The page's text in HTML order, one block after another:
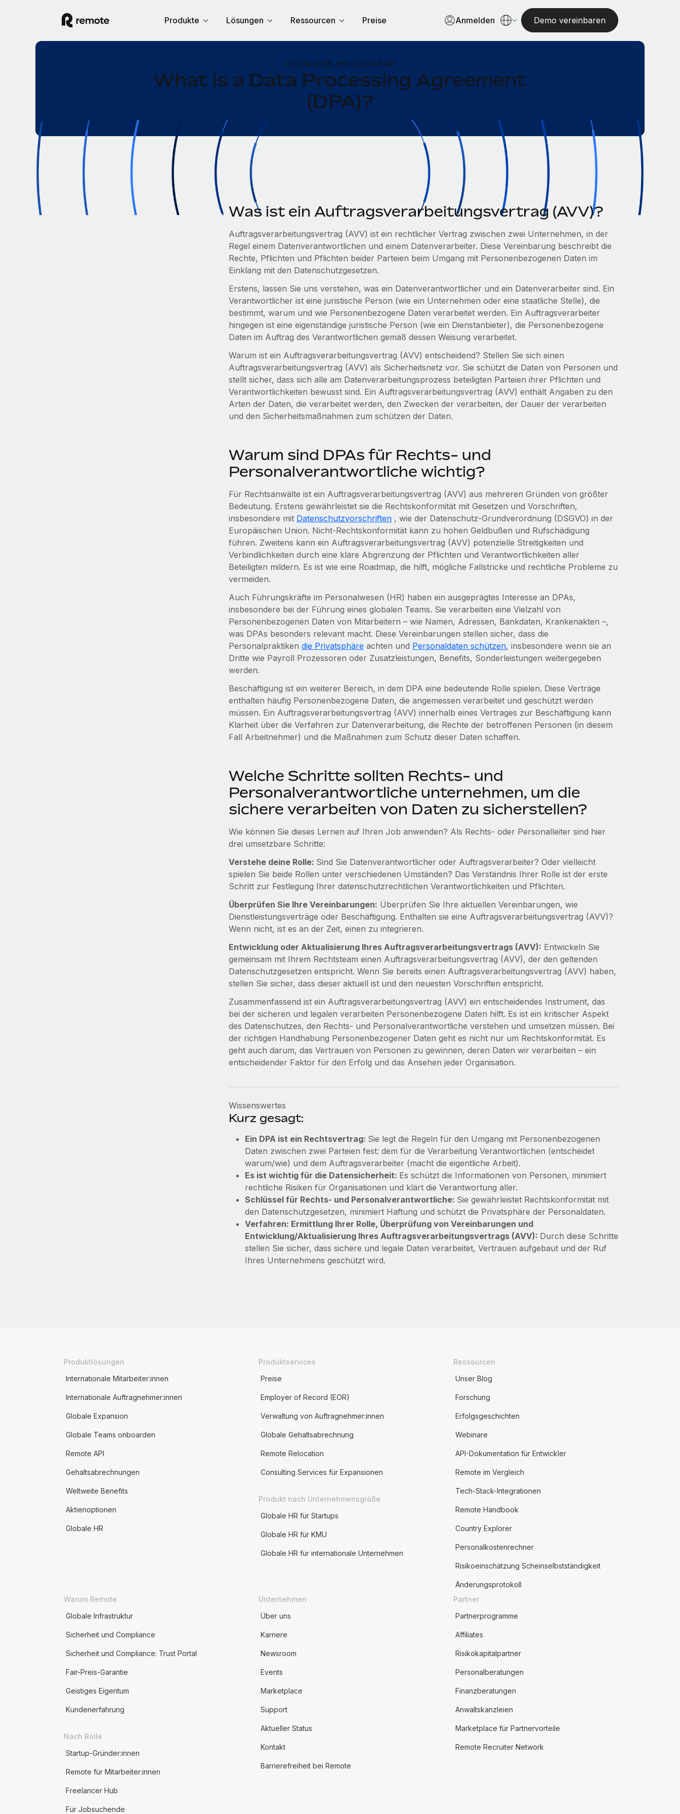
Produkte Lösungen Ressourcen Preise Anmelden Demo vereinbaren
GLOBALES HR-GLOSSAR
What is a Data Processing Agreement
(DPA)?
Was ist ein Auftragsverarbeitungsvertrag (AVV)?
Auftragsverarbeitungsvertrag (AVV) ist ein rechtlicher Vertrag zwischen zwei Unternehmen, in der
Regel einem Datenverantwortlichen und einem Datenverarbeiter. Diese Vereinbarung beschreibt die
Rechte, Pflichten und Pflichten beider Parteien beim Umgang mit Personenbezogenen Daten im
Einklang mit den Datenschutzgesetzen.
Erstens, lassen Sie uns verstehen, was ein Datenverantwortlicher und ein Datenverarbeiter sind. Ein
Verantwortlicher ist eine juristische Person (wie ein Unternehmen oder eine staatliche Stelle), die
bestimmt, warum und wie Personenbezogene Daten verarbeitet werden. Ein Auftragsverarbeiter
hingegen ist eine eigenständige juristische Person (wie ein Dienstanbieter), die Personenbezogene
Daten im Auftrag des Verantwortlichen gemäß dessen Weisung verarbeitet.
Warum ist ein Auftragsverarbeitungsvertrag (AVV) entscheidend? Stellen Sie sich einen
Auftragsverarbeitungsvertrag (AVV) als Sicherheitsnetz vor. Sie schützt die Daten von Personen und
stellt sicher, dass sich alle am Datenverarbeitungsprozess beteiligten Parteien ihrer Pflichten und
Verantwortlichkeiten bewusst sind. Ein Auftragsverarbeitungsvertrag (AVV) enthält Angaben zu den
Arten der Daten, die verarbeitet werden, den Zwecken der verarbeiten, der Dauer der verarbeiten
und den Sicherheitsmaßnahmen zum schützen der Daten.
Warum sind DPAs für Rechts- und
Personalverantwortliche wichtig?
Für Rechtsanwälte ist ein Auftragsverarbeitungsvertrag (AVV) aus mehreren Gründen von größter
Bedeutung. Erstens gewährleistet sie die Rechtskonformität mit Gesetzen und Vorschriften,
insbesondere mit Datenschutzvorschriften, wie der Datenschutz-Grundverordnung (DSGVO) in der
Europäischen Union. Nicht-Rechtskonformität kann zu hohen Geldbußen und Rufschädigung
führen. Zweitens kann ein Auftragsverarbeitungsvertrag (AVV) potenzielle Streitigkeiten und
Verbindlichkeiten durch eine klare Abgrenzung der Pflichten und Verantwortlichkeiten aller
Beteiligten mildern. Es ist wie eine Roadmap, die hilft, mögliche Fallstricke und rechtliche Probleme zu
vermeiden.
Auch Führungskräfte im Personalwesen (HR) haben ein ausgeprägtes Interesse an DPAs,
insbesondere bei der Führung eines globalen Teams. Sie verarbeiten eine Vielzahl von
Personenbezogenen Daten von Mitarbeitern – wie Namen, Adressen, Bankdaten, Krankenakten –,
was DPAs besonders relevant macht. Diese Vereinbarungen stellen sicher, dass die
Personalpraktiken die Privatsphäre achten und Personaldaten schützen, insbesondere wenn sie an
Dritte wie Payroll Prozessoren oder Zusatzleistungen, Benefits, Sonderleistungen weitergegeben
werden.
Beschäftigung ist ein weiterer Bereich, in dem DPA eine bedeutende Rolle spielen. Diese Verträge
enthalten häufig Personenbezogene Daten, die angemessen verarbeitet und geschützt werden
müssen. Ein Auftragsverarbeitungsvertrag (AVV) innerhalb eines Vertrages zur Beschäftigung kann
Klarheit über die Verfahren zur Datenverarbeitung, die Rechte der betroffenen Personen (in diesem
Fall Arbeitnehmer) und die Maßnahmen zum Schutz dieser Daten schaffen.
Welche Schritte sollten Rechts- und
Personalverantwortliche unternehmen, um die
sichere verarbeiten von Daten zu sicherstellen?
Wie können Sie dieses Lernen auf Ihren Job anwenden? Als Rechts- oder Personalleiter sind hier
drei umsetzbare Schritte:
Verstehe deine Rolle: Sind Sie Datenverantwortlicher oder Auftragsverarbeiter? Oder vielleicht
spielen Sie beide Rollen unter verschiedenen Umständen? Das Verständnis Ihrer Rolle ist der erste
Schritt zur Festlegung Ihrer datenschutzrechtlichen Verantwortlichkeiten und Pflichten.
Überprüfen Sie Ihre Vereinbarungen: Überprüfen Sie Ihre aktuellen Vereinbarungen, wie
Dienstleistungsverträge oder Beschäftigung. Enthalten sie eine Auftragsverarbeitungsvertrag (AVV)?
Wenn nicht, ist es an der Zeit, einen zu integrieren.
Entwicklung oder Aktualisierung Ihres Auftragsverarbeitungsvertrags (AVV): Entwickeln Sie
gemeinsam mit Ihrem Rechtsteam einen Auftragsverarbeitungsvertrag (AVV), der den geltenden
Datenschutzgesetzen entspricht. Wenn Sie bereits einen Auftragsverarbeitungsvertrag (AVV) haben,
stellen Sie sicher, dass dieser aktuell ist und den neuesten Vorschriften entspricht.
Zusammenfassend ist ein Auftragsverarbeitungsvertrag (AVV) ein entscheidendes Instrument, das
bei der sicheren und legalen verarbeiten Personenbezogene Daten hilft. Es ist ein kritischer Aspekt
des Datenschutzes, den Rechts- und Personalverantwortliche verstehen und umsetzen müssen. Bei
der richtigen Handhabung Personenbezogener Daten geht es nicht nur um Rechtskonformität. Es
geht auch darum, das Vertrauen von Personen zu gewinnen, deren Daten wir verarbeiten – ein
entscheidender Faktor für den Erfolg und das Ansehen jeder Organisation.
Wissenswertes
Kurz gesagt:
Ein DPA ist ein Rechtsvertrag: Sie legt die Regeln für den Umgang mit Personenbezogenen
Daten zwischen zwei Parteien fest: dem für die Verarbeitung Verantwortlichen (entscheidet
warum/wie) und dem Auftragsverarbeiter (macht die eigentliche Arbeit).
Es ist wichtig für die Datensicherheit: Es schützt die Informationen von Personen, minimiert
rechtliche Risiken für Organisationen und klärt die Verantwortung aller.
Schlüssel für Rechts- und Personalverantwortliche: Sie gewährleistet Rechtskonformität mit
den Datenschutzgesetzen, minimiert Haftung und schützt die Privatsphäre der Personaldaten.
Verfahren: Ermittlung Ihrer Rolle, Überprüfung von Vereinbarungen und
Entwicklung/Aktualisierung Ihres Auftragsverarbeitungsvertrags (AVV): Durch diese Schritte
stellen Sie sicher, dass sichere und legale Daten verarbeitet, Vertrauen aufgebaut und der Ruf
Ihres Unternehmens geschützt wird.
Produktlösungen
Internationale Mitarbeiter:innen
Internationale Auftragnehmer:innen
Globale Expansion
Globale Teams onboarden
Remote API
Gehaltsabrechnungen
Weltweite Benefits
Aktienoptionen
Globale HR
Produktservices
Preise
Employer of Record (EOR)
Verwaltung von Auftragnehmer:innen
Globale Gehaltsabrechnung
Remote Relocation
Consulting Services für Expansionen
Produkt nach Unternehmensgröße
Globale HR für Startups
Globale HR für KMU
Globale HR für internationale Unternehmen
Ressourcen
Unser Blog
Forschung
Erfolgsgeschichten
Webinare
API-Dokumentation für Entwickler
Remote im Vergleich
Tech-Stack-Integrationen
Remote Handbook
Country Explorer
Personalkostenrechner
Risikoeinschätzung Scheinselbstständigkeit
Änderungsprotokoll
Warum Remote
Globale Infrastruktur
Sicherheit und Compliance
Sicherheit und Compliance: Trust Portal
Fair-Preis-Garantie
Geistiges Eigentum
Kundenerfahrung
Nach Rolle
Startup-Gründer:innen
Remote für Mitarbeiter:innen
Freelancer Hub
Für Jobsuchende
Unternehmen
Über uns
Karriere
Newsroom
Events
Marketplace
Support
Aktueller Status
Kontakt
Barrierefreiheit bei Remote
Partner
Partnerprogramme
Affiliates
Risikokapitalpartner
Personalberatungen
Finanzberatungen
Anwaltskanzleien
Marketplace für Partnervorteile
Remote Recruiter Network